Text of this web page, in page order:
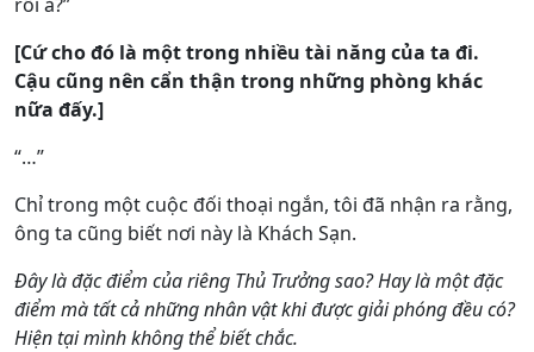
[Cứ cho đó là một trong nhiều tài năng của ta đi.
Cậu cũng nên cẩn thận trong những phòng khác
nữa đấy.]
“…”
Chỉ trong một cuộc đối thoại ngắn, tôi đã nhận ra rằng,
ông ta cũng biết nơi này là Khách Sạn.
Đây là đặc điểm của riêng Thủ Trưởng sao? Hay là một đặc
điểm mà tất cả những nhân vật khi được giải phóng đều có?
Hiện tại mình không thể biết chắc.